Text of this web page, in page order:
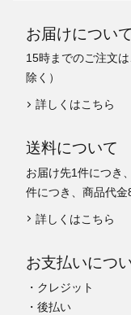
お届けについて
15時までのご注文
除く）
詳しくはこちら
送料について
お届け先1件につき
件につき、商品代金
詳しくはこちら
お支払いにつ
・クレジット
・後払い